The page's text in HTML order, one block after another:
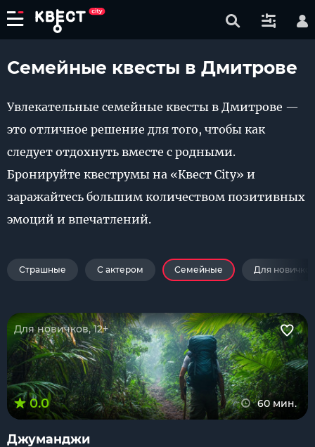
Семейные квесты в Дмитрове
Увлекательные семейные квесты в Дмитрове —
это отличное решение для того, чтобы как
следует отдохнуть вместе с родными.
Бронируйте квеструмы на «Квест City» и
заражайтесь большим количеством позитивных
эмоций и впечатлений.
Страшные С актером Семейные Для новичков
Для новичков, 12+
0.0 60 мин.
Джуманджи